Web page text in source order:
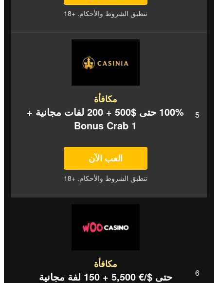
تنطبق الشروط والأحكام. +18
مكافأة
100% حتى $500 + 200 لفات مجانية +
1 Bonus Crab
العب الآن
تنطبق الشروط والأحكام. +18
مكافأة
حتى $/€ 5,500 + 150 لفة مجانية